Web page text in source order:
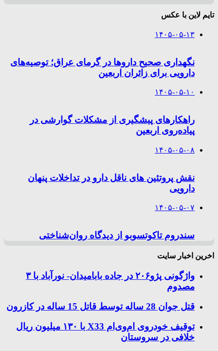
تایم لاین با عکس
۱۴۰۵-۰۵-۱۳
نگهداری صحیح داروها در گرمای عراق؛ توصیه‌های
دارویی برای زائران اربعین
۱۴۰۵-۰۵-۱۰
راهکارهای پیشگیری از مشکلات گوارشی در
پیاده‌روی اربعین
۱۴۰۵-۰۵-۰۸
نقش پروتئین های ناقل دارو در تداخلات پنهان
دارویی
۱۴۰۵-۰۵-۰۷
سندروم تاکوتسوبو از دیدگاه روان‌شناختی
اخرین اخبار سایت
واژگونی پژو۲۰۶ در جاده بابامیدان- نورآباد با ۳
مصدوم
قتل جوان 28 ساله توسط قاتل 15 ساله در کازرون
توقیف خودروی ام‌وی‌ام X33 با ۱۳۰ میلیون ریال
خلافی در سروستان